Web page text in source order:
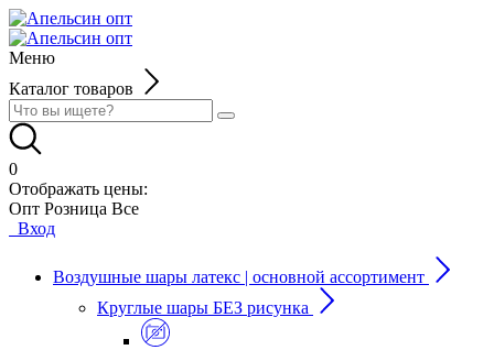
Меню
Каталог товаров
0
Отображать цены:
Опт Розница Все
Вход
Воздушные шары латекс | основной ассортимент
Круглые шары БЕЗ рисунка